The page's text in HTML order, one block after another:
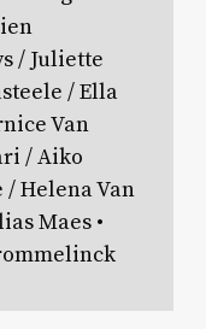
/ Juliette
/ Ella
Van
/ Aiko
/ Helena Van
Maes •